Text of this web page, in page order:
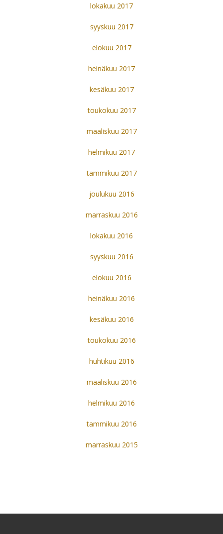
lokakuu 2017
syyskuu 2017
elokuu 2017
heinäkuu 2017
kesäkuu 2017
toukokuu 2017
maaliskuu 2017
helmikuu 2017
tammikuu 2017
joulukuu 2016
marraskuu 2016
lokakuu 2016
syyskuu 2016
elokuu 2016
heinäkuu 2016
kesäkuu 2016
toukokuu 2016
huhtikuu 2016
maaliskuu 2016
helmikuu 2016
tammikuu 2016
marraskuu 2015